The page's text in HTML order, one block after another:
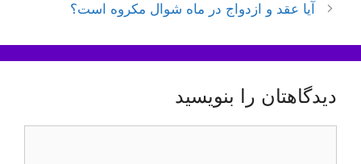
آیا عقد و ازدواج در ماه شوال مکروه است؟
دیدگاهتان را بنویسید